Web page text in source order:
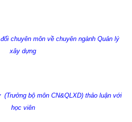
chuyên môn về chuyên ngành Quản lý
xây dựng
(Trưởng bộ môn CN&QLXD) thảo luận với
học viên